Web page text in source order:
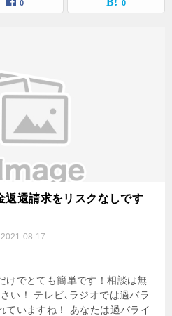
0 0
返還請求をリスクなしです
2021-08-17
けでとても簡単です！相談は無
い！ テレビ､ラジオでは過バラ
ていますね！ あなたは過バライ